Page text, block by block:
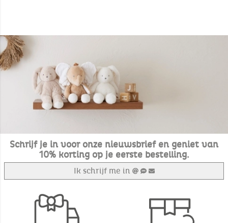
Schrijf je in voor onze nieuwsbrief en geniet van
10% korting op je eerste bestelling.
Ik schrijf me in